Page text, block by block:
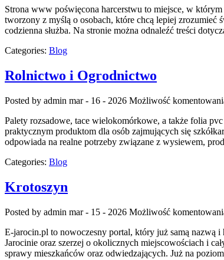
Strona www poświęcona harcerstwu to miejsce, w
tworzony z myślą o osobach, które chcą lepiej
codzienna służba. Na stronie można odnaleźć treści
Categories: Blog
Rolnictwo i Ogrodnictwo
Posted by admin mar - 16 - 2026 Możliwość
Palety rozsadowe, tace wielokomórkowe, a także folia
praktycznym produktom dla osób zajmujących się
odpowiada na realne potrzeby związane z wysiewem,
Categories: Blog
Krotoszyn
Posted by admin mar - 15 - 2026 Możliwość
E-jarocin.pl to nowoczesny portal, który już samą nazwą i
Jarocinie oraz szerzej o okolicznych miejscowościach i
sprawy mieszkańców oraz odwiedzających. Już na